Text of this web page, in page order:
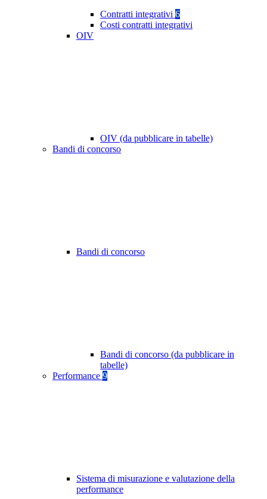
Contratti integrativi 6
Costi contratti integrativi
OIV
OIV (da pubblicare in tabelle)
Bandi di concorso
Bandi di concorso
Bandi di concorso (da pubblicare in
tabelle)
Performance 9
Sistema di misurazione e valutazione della
performance